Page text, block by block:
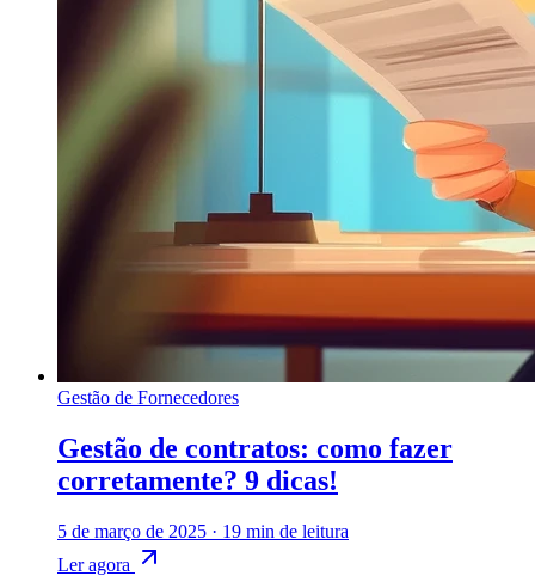
Gestão de Fornecedores
Gestão de contratos: como fazer
corretamente? 9 dicas!
5 de março de 2025 · 19 min de leitura
Ler agora